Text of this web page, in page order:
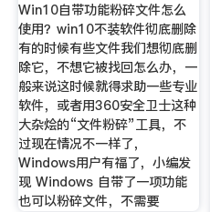
Win10自带功能粉碎文件怎么
使用？win10不装软件彻底删除
有的时候有些文件我们想彻底删
除它，不想它被找回怎么办，一
般来说这时候就得求助一些专业
软件，或者用360安全卫士这种
大杂烩的“文件粉碎”工具，不
过现在情况不一样了，
Windows用户有福了，小编发
现 Windows 自带了一项功能
也可以粉碎文件，不需要